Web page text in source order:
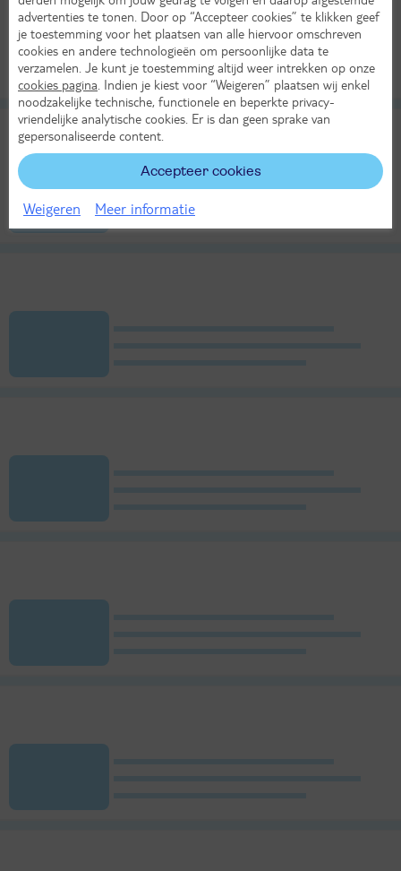
advertenties te tonen. Door op “Accepteer cookies” te klikken geef
je toestemming voor het plaatsen van alle hiervoor omschreven
cookies en andere technologieën om persoonlijke data te
verzamelen. Je kunt je toestemming altijd weer intrekken op onze
cookies pagina . Indien je kiest voor “Weigeren” plaatsen wij enkel
noodzakelijke technische, functionele en beperkte privacy-
vriendelijke analytische cookies. Er is dan geen sprake van
gepersonaliseerde content.
Accepteer cookies
Weigeren Meer informatie